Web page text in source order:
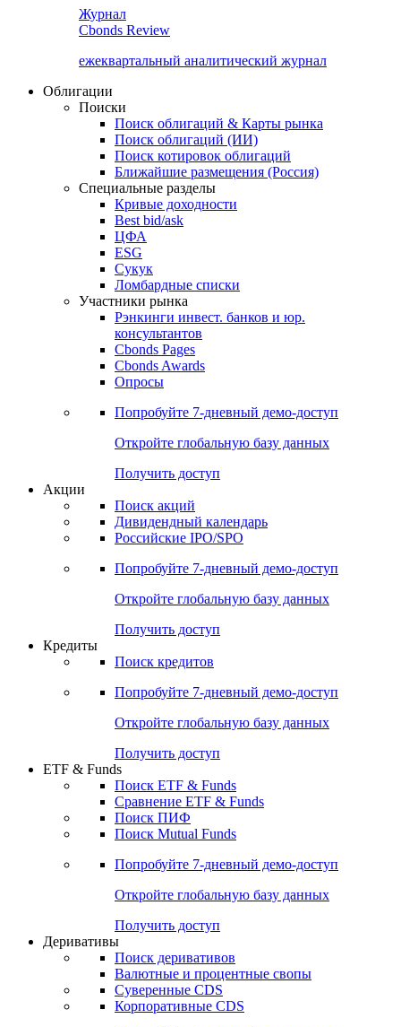
Журнал
Cbonds Review
ежеквартальный аналитический журнал
Облигации
Поиски
Поиск облигаций & Карты рынка
Поиск облигаций (ИИ)
Поиск котировок облигаций
Ближайшие размещения (Россия)
Специальные разделы
Кривые доходности
Best bid/ask
ЦФА
ESG
Сукук
Ломбардные списки
Участники рынка
Рэнкинги инвест. банков и юр.
консультантов
Cbonds Pages
Cbonds Awards
Опросы
Попробуйте 7-дневный демо-доступ
Откройте глобальную базу данных
Получить доступ
Акции
Поиск акций
Дивидендный календарь
Российские IPO/SPO
Попробуйте 7-дневный демо-доступ
Откройте глобальную базу данных
Получить доступ
Кредиты
Поиск кредитов
Попробуйте 7-дневный демо-доступ
Откройте глобальную базу данных
Получить доступ
ETF & Funds
Поиск ETF & Funds
Сравнение ETF & Funds
Поиск ПИФ
Поиск Mutual Funds
Попробуйте 7-дневный демо-доступ
Откройте глобальную базу данных
Получить доступ
Деривативы
Поиск деривативов
Валютные и процентные свопы
Суверенные CDS
Корпоративные CDS